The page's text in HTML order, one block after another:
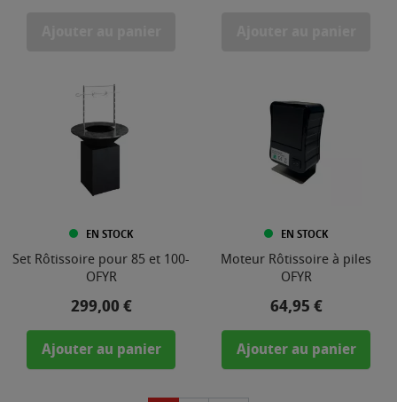
EN STOCK
Set Rôtissoire pour 85 et 100-
OFYR
Prix
299,00 €
Ajouter au panier
EN STOCK
Moteur Rôtissoire à piles
OFYR
Prix
64,95 €
Ajouter au panier